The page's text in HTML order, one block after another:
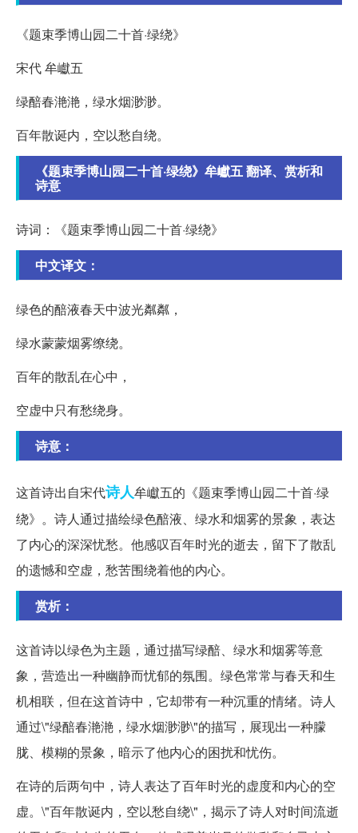
《题束季博山园二十首·绿绕》
宋代 牟巘五
绿醅春滟滟，绿水烟渺渺。
百年散诞内，空以愁自绕。
《题束季博山园二十首·绿绕》牟巘五 翻译、赏析和
诗意
诗词：《题束季博山园二十首·绿绕》
中文译文：
绿色的醅液春天中波光粼粼，
绿水蒙蒙烟雾缭绕。
百年的散乱在心中，
空虚中只有愁绕身。
诗意：
这首诗出自宋代诗人牟巘五的《题束季博山园二十首·绿
绕》。诗人通过描绘绿色醅液、绿水和烟雾的景象，表达
了内心的深深忧愁。他感叹百年时光的逝去，留下了散乱
的遗憾和空虚，愁苦围绕着他的内心。
赏析：
这首诗以绿色为主题，通过描写绿醅、绿水和烟雾等意
象，营造出一种幽静而忧郁的氛围。绿色常常与春天和生
机相联，但在这首诗中，它却带有一种沉重的情绪。诗人
通过\"绿醅春滟滟，绿水烟渺渺\"的描写，展现出一种朦
胧、模糊的景象，暗示了他内心的困扰和忧伤。
在诗的后两句中，诗人表达了百年时光的虚度和内心的空
虚。\"百年散诞内，空以愁自绕\"，揭示了诗人对时间流逝